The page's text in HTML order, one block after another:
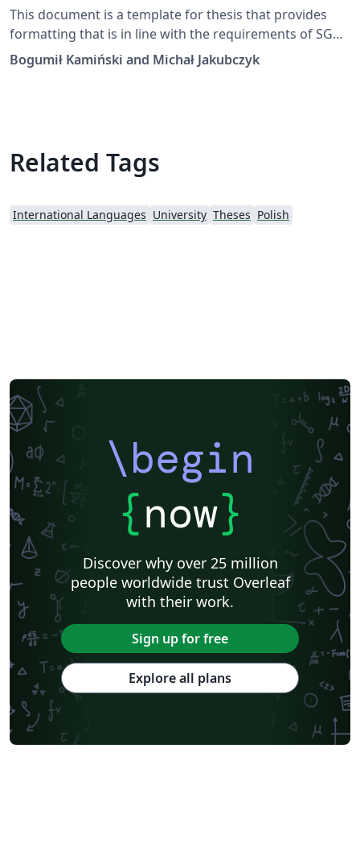
This document is a template for thesis that provides
formatting that is in line with the requirements of SGH
Warsaw School of Economics style guide.
Bogumił Kamiński and Michał Jakubczyk
Related Tags
International Languages University Theses Polish
\begin
{now}
Discover why over 25 million
people worldwide trust Overleaf
with their work.
Sign up for free
Explore all plans